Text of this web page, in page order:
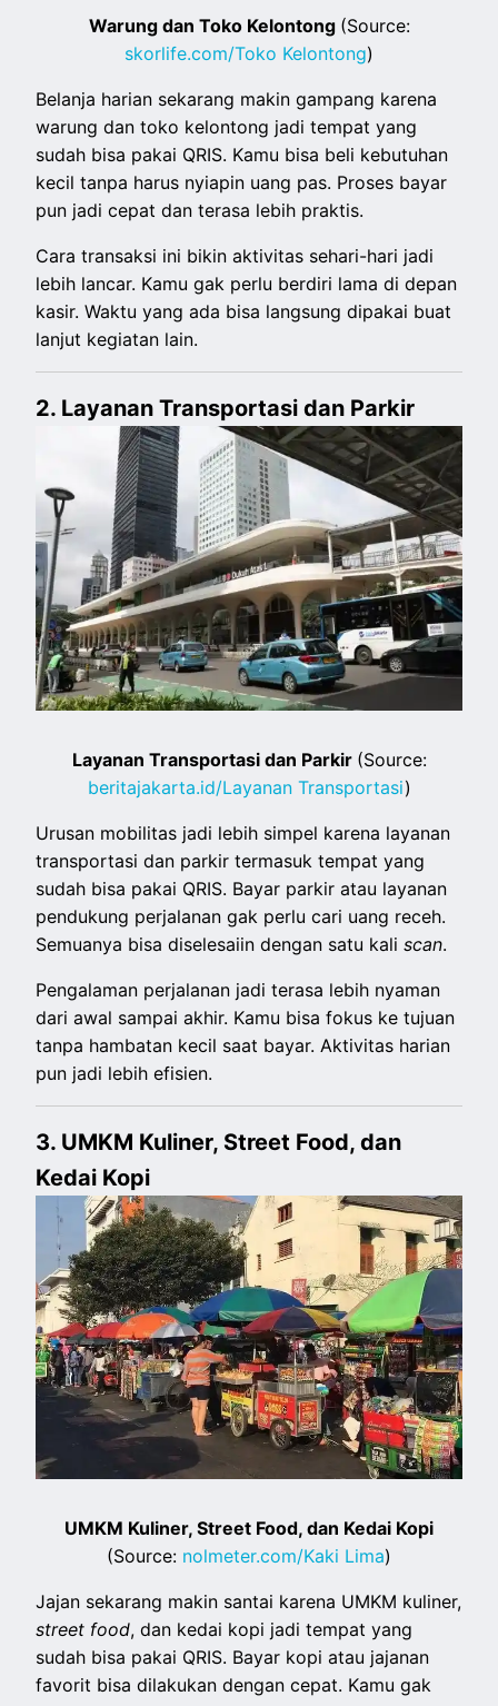
Warung dan Toko Kelontong (Source:
skorlife.com/Toko Kelontong)
Belanja harian sekarang makin gampang karena
warung dan toko kelontong jadi tempat yang
sudah bisa pakai QRIS. Kamu bisa beli kebutuhan
kecil tanpa harus nyiapin uang pas. Proses bayar
pun jadi cepat dan terasa lebih praktis.
Cara transaksi ini bikin aktivitas sehari-hari jadi
lebih lancar. Kamu gak perlu berdiri lama di depan
kasir. Waktu yang ada bisa langsung dipakai buat
lanjut kegiatan lain.
2. Layanan Transportasi dan Parkir
Layanan Transportasi dan Parkir (Source:
beritajakarta.id/Layanan Transportasi)
Urusan mobilitas jadi lebih simpel karena layanan
transportasi dan parkir termasuk tempat yang
sudah bisa pakai QRIS. Bayar parkir atau layanan
pendukung perjalanan gak perlu cari uang receh.
Semuanya bisa diselesaiin dengan satu kaliscan.
Pengalaman perjalanan jadi terasa lebih nyaman
dari awal sampai akhir. Kamu bisa fokus ke tujuan
tanpa hambatan kecil saat bayar. Aktivitas harian
pun jadi lebih efisien.
3. UMKM Kuliner, Street Food, dan
Kedai Kopi
UMKM Kuliner, Street Food, dan Kedai Kopi
(Source: nolmeter.com/Kaki Lima)
Jajan sekarang makin santai karena UMKM kuliner,
street food, dan kedai kopi jadi tempat yang
sudah bisa pakai QRIS. Bayar kopi atau jajanan
favorit bisa dilakukan dengan cepat. Kamu gak